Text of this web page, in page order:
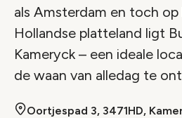
als Amsterdam en toch
Hollandse platteland ligt
Kameryck – een ideale
de waan van alledag te
Oortjespad 3, 3471HD,